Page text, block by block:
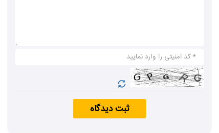
نگهداری نمایید
دیگرمحصولاتگز مظفری
لوز بادام ونارگیل،انواع شربت های سنتیثبت دیدگاه